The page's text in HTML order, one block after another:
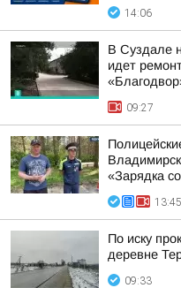
14:06
В Суздале
идет
09:27
«Зарядка
13:45
По иску
деревне
09:33